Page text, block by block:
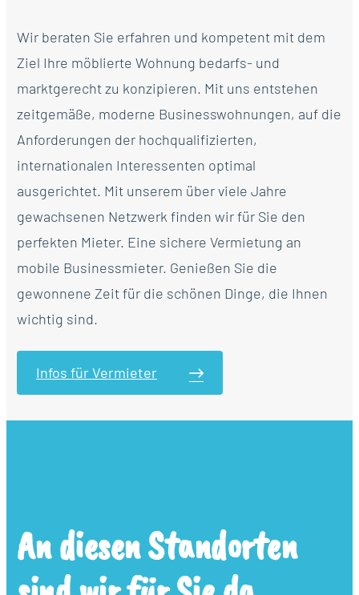
Wir beraten Sie erfahren und kompetent mit dem
Ziel Ihre möblierte Wohnung bedarfs- und
marktgerecht zu konzipieren. Mit uns entstehen
zeitgemäße, moderne Businesswohnungen, auf die
Anforderungen der hochqualifizierten,
internationalen Interessenten optimal
ausgerichtet. Mit unserem über viele Jahre
gewachsenen Netzwerk finden wir für Sie den
perfekten Mieter. Eine sichere Vermietung an
mobile Businessmieter. Genießen Sie die
gewonnene Zeit für die schönen Dinge, die Ihnen
wichtig sind.
Infos für Vermieter
An diesen Standorten